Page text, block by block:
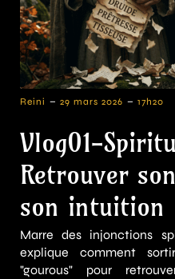
Reini - 29 mars 2026 - 17h20
Vlog01-
Retrouver
son intuition
Marre des injonctions
explique comment
"gourous" pour